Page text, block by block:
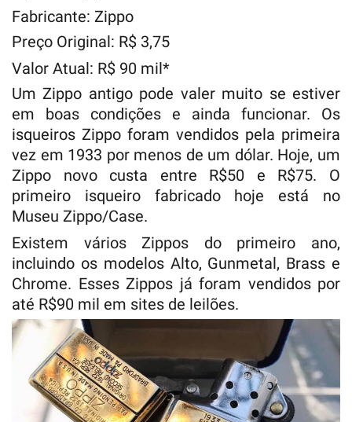
Fabricante: Zippo
Preço Original: R$ 3,75
Valor Atual: R$ 90 mil*
Um Zippo antigo pode valer muito se estiver
em boas condições e ainda funcionar. Os
isqueiros Zippo foram vendidos pela primeira
vez em 1933 por menos de um dólar. Hoje, um
Zippo novo custa entre R$50 e R$75. O
primeiro isqueiro fabricado hoje está no
Museu Zippo/Case.
Existem vários Zippos do primeiro ano,
incluindo os modelos Alto, Gunmetal, Brass e
Chrome. Esses Zippos já foram vendidos por
até R$90 mil em sites de leilões.